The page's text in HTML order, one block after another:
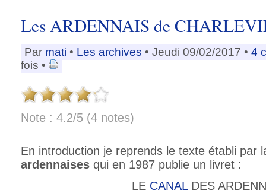
Les ARDENNAIS de
Par mati • Les archives • Jeudi 09/02/2017 • 4
fois •
Note : 4.2/5 (4 notes)
En introduction je reprends le texte établi par
ardennaises qui en 1987 publie un livret :
LE CANALDES